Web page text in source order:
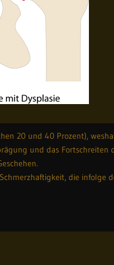
20 und 40 Prozent),
und das Fortschreiten
die infolge